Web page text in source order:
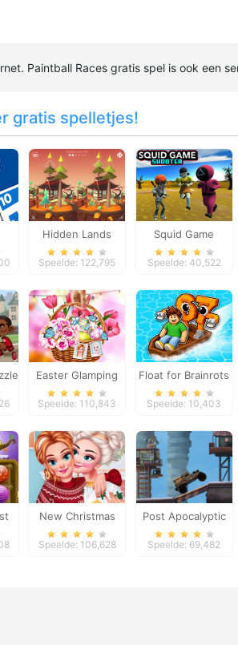
Paintball Races gratis spel is ook een
gratis spelletjes!
Hidden Lands
Speelde: 122,795
Squid Game
Shooter
Speelde: 40,522
Easter Glamping
Trip
Speelde: 110,843
Float for Brainrots
Speelde: 10,403
New Christmas
Sweater Design
Speelde: 106,628
Post Apocalyptic
Truck Trial
Speelde: 69,482